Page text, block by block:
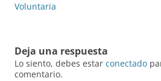
de
Voluntaria
Deja una respuesta
Lo siento, debes estar conectado
comentario.